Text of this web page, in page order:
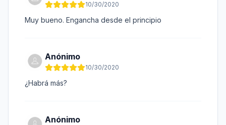
10/30/2020
Muy bueno. Engancha desde el principio
Anónimo
10/30/2020
¿Habrá más?
Anónimo